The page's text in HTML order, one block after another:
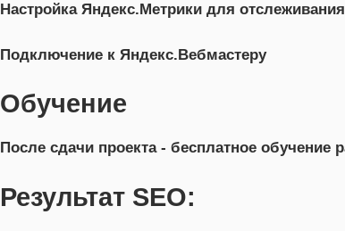
Настройка Яндекс.Метрики для
Подключение к Яндекс.Вебмастеру
Обучение
После сдачи проекта - бесплатное обучение
Результат SEO: